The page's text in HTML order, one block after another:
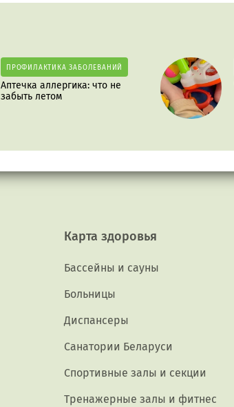
ПРОФИЛАКТИКА ЗАБОЛЕВАНИЙ
Аптечка аллергика: что не
забыть летом
Карта здоровья
Бассейны и сауны
Больницы
Диспансеры
Санатории Беларуси
Спортивные залы и секции
Тренажерные залы и фитнес